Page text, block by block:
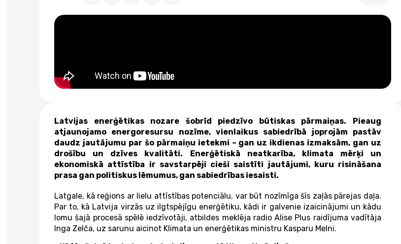
Latvijas enerģētikas nozare šobrīd piedzīvo būtiskas pārmaiņas. Pieaug
atjaunojamo energoresursu nozīme, vienlaikus sabiedrībā joprojām pastāv
daudz jautājumu par šo pārmaiņu ietekmi – gan uz ikdienas izmaksām, gan uz
drošību un dzīves kvalitāti. Enerģētiskā neatkarība, klimata mērķi un
ekonomiskā attīstība ir savstarpēji cieši saistīti jautājumi, kuru risināšana
prasa gan politiskus lēmumus, gan sabiedrības iesaisti.
Latgale, kā reģions ar lielu attīstības potenciālu, var būt nozīmīga šīs zaļās pārejas daļa.
Par to, kā Latvija virzās uz ilgtspējīgu enerģētiku, kādi ir galvenie izaicinājumi un kādu
lomu šajā procesā spēlē iedzīvotāji, atbildes meklēja radio Alise Plus raidījuma vadītāja
Inga Zelča, uz sarunu aicinot Klimata un enerģētikas ministru Kasparu Melni.